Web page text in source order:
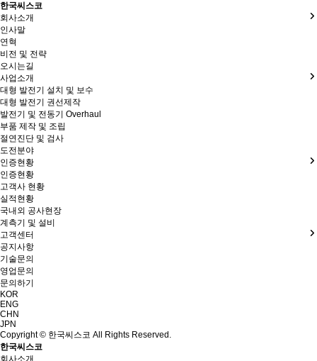
한국씨스코
회사소개
인사말
연혁
비전 및 전략
오시는길
사업소개
대형 발전기 설치 및 보수
대형 발전기 권선제작
발전기 및 전동기 Overhaul
부품 제작 및 조립
절연진단 및 검사
도전분야
인증현황
인증현황
고객사 현황
실적현황
국내외 공사현장
계측기 및 설비
고객센터
공지사항
기술문의
영업문의
문의하기
KOR
ENG
CHN
JPN
Copyright © 한국씨스코 All Rights Reserved.
한국씨스코
회사소개